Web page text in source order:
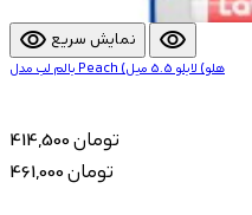
visibility نمایش سریع visibility
بالم لب مدل Peach (هلو) لابلو 5.5 میل
414,500 تومان
461,000 تومان